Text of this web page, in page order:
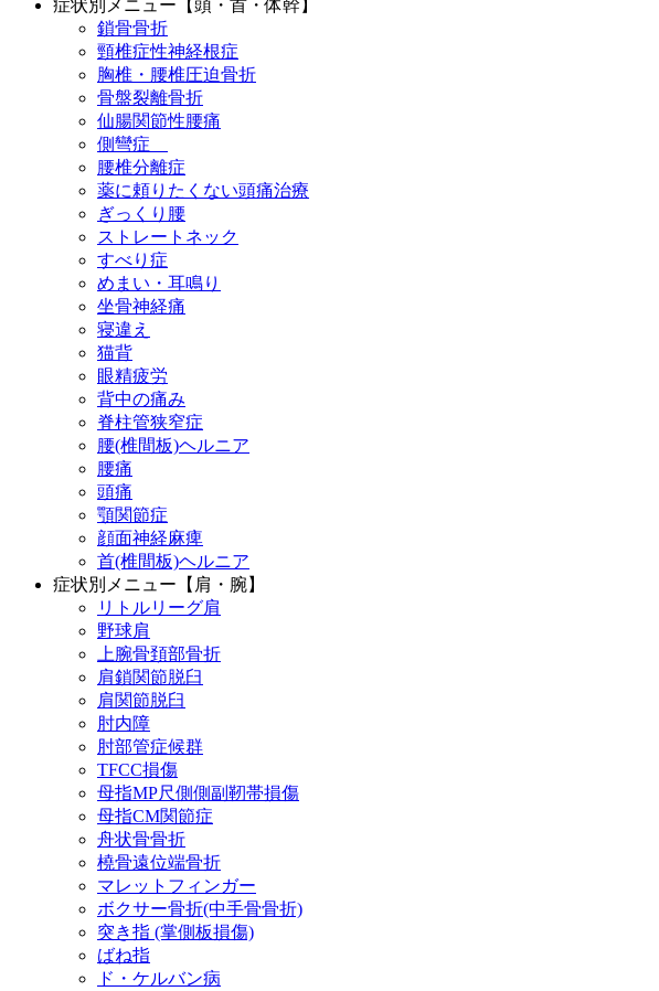
症状別メニュー【頭・首・体幹】
鎖骨骨折
頸椎症性神経根症
胸椎・腰椎圧迫骨折
骨盤裂離骨折
仙腸関節性腰痛
側彎症
腰椎分離症
薬に頼りたくない頭痛治療
ぎっくり腰
ストレートネック
すべり症
めまい・耳鳴り
坐骨神経痛
寝違え
猫背
眼精疲労
背中の痛み
脊柱管狭窄症
腰(椎間板)ヘルニア
腰痛
頭痛
顎関節症
顔面神経麻痺
首(椎間板)ヘルニア
症状別メニュー【肩・腕】
リトルリーグ肩
野球肩
上腕骨頚部骨折
肩鎖関節脱臼
肩関節脱臼
肘内障
肘部管症候群
TFCC損傷
母指MP尺側側副靭帯損傷
母指CM関節症
舟状骨骨折
橈骨遠位端骨折
マレットフィンガー
ボクサー骨折(中手骨骨折)
突き指 (掌側板損傷)
ばね指
ド・ケルバン病